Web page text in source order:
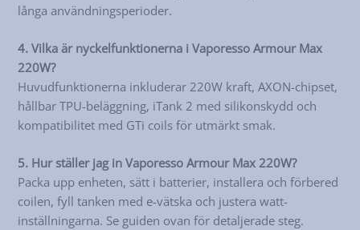
långa användningsperioder.
4. Vilka är nyckelfunktionerna i Vaporesso Armour Max
220W?
Huvudfunktionerna inkluderar 220W kraft, AXON-chipset,
hållbar TPU-beläggning, iTank 2 med silikonskydd och
kompatibilitet med GTi coils för utmärkt smak.
5. Hur ställer jag in Vaporesso Armour Max 220W?
Packa upp enheten, sätt i batterier, installera och förbered
coilen, fyll tanken med e-vätska och justera watt-
inställningarna. Se guiden ovan för detaljerade steg.